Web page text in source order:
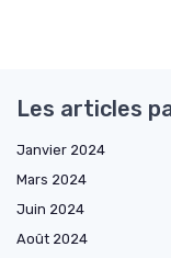
Les articles
Janvier 2024
Mars 2024
Juin 2024
Août 2024